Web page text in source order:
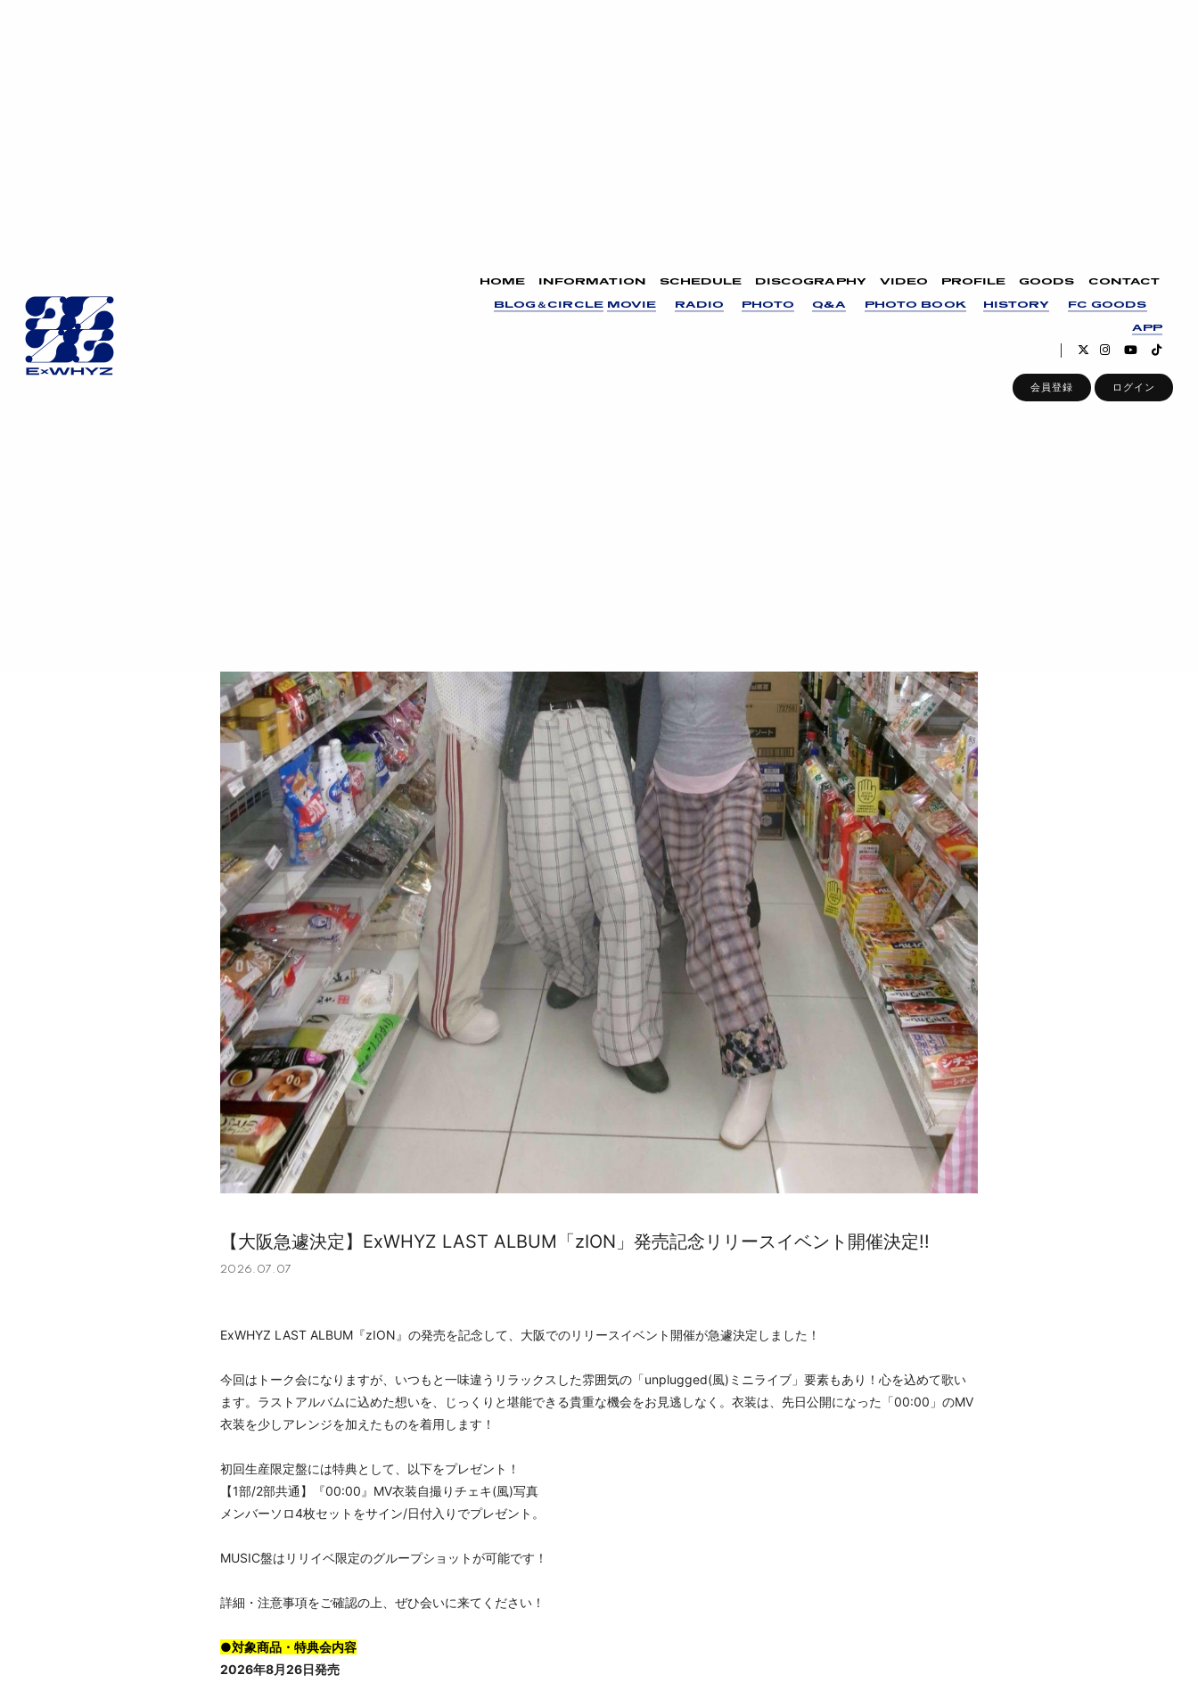
HOME INFORMATION SCHEDULE DISCOGRAPHY VIDEO PROFILE GOODS CONTACT
BLOG＆CIRCLE MOVIE RADIO PHOTO Q&A PHOTO BOOK HISTORY FC GOODS
APP
会員登録 ログイン
【大阪急遽決定】ExWHYZ LAST ALBUM「zION」発売記念リリースイベント開催決定!!
2026.07.07
ExWHYZ LAST ALBUM『zION』の発売を記念して、大阪でのリリースイベント開催が急遽決定しました！
今回はトーク会になりますが、いつもと一味違うリラックスした雰囲気の「unplugged(風)ミニライブ」要素もあり！心を込めて歌い
ます。ラストアルバムに込めた想いを、じっくりと堪能できる貴重な機会をお見逃しなく。 衣装は、先日公開になった「00:00」のMV
衣装を少しアレンジを加えたものを着用します！
初回生産限定盤には特典として、以下をプレゼント！
【1部/2部共通】『00:00』MV衣装自撮りチェキ(風)写真
メンバーソロ4枚セットをサイン/日付入りでプレゼント。
MUSIC盤はリリイベ限定のグループショットが可能です！
詳細・注意事項をご確認の上、ぜひ会いに来てください！
●対象商品・特典会内容
2026年8月26日発売